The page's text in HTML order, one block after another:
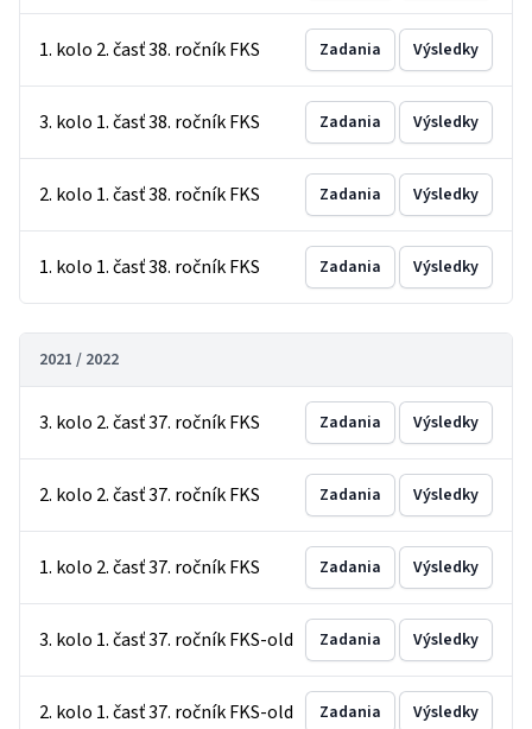
1. kolo 2. časť 38. ročník FKS Zadania Výsledky
3. kolo 1. časť 38. ročník FKS Zadania Výsledky
2. kolo 1. časť 38. ročník FKS Zadania Výsledky
1. kolo 1. časť 38. ročník FKS Zadania Výsledky
2021 / 2022
3. kolo 2. časť 37. ročník FKS Zadania Výsledky
2. kolo 2. časť 37. ročník FKS Zadania Výsledky
1. kolo 2. časť 37. ročník FKS Zadania Výsledky
3. kolo 1. časť 37. ročník FKS-old Zadania Výsledky
2. kolo 1. časť 37. ročník FKS-old Zadania Výsledky